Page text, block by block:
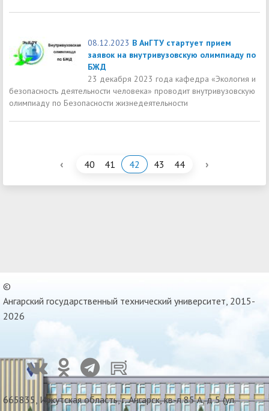
08.12.2023 В АнГТУ стартует прием
заявок на внутривузовскую олимпиаду по
БЖД
23 декабря 2023 года кафедра «Экология и
безопасность деятельности человека» проводит внутривузовскую
олимпиаду по Безопасности жизнедеятельности
‹ 40 41 42 43 44 ›
©
Ангарский государственный технический университет, 2015-
2026
665835, Иркутская область, г. Ангарск, кв-л 85 А, д 5 (ул.